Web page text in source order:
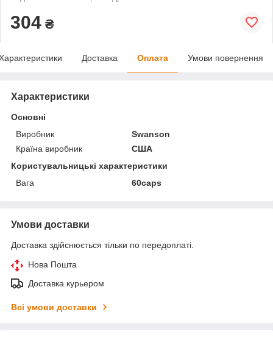
304 ₴
Доставка Оплата Умови повернення
Характеристики
Основні
Виробник
Swanson
Країна виробник
США
Користувальницькі характеристики
Вага
60caps
Умови доставки
Доставка здійснюється тільки по передоплаті.
Нова Пошта
Доставка курьером
Всі умови доставки